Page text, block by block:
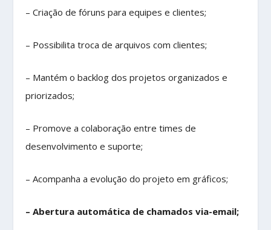
– Criação de fóruns para equipes e clientes;
– Possibilita troca de arquivos com clientes;
– Mantém o backlog dos projetos organizados e
priorizados;
– Promove a colaboração entre times de
desenvolvimento e suporte;
– Acompanha a evolução do projeto em gráficos;
– Abertura automática de chamados via-email;